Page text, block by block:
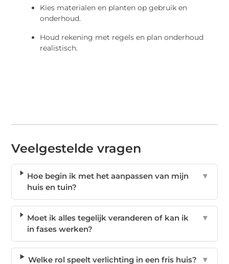
Kies materialen en planten op gebruik en
onderhoud.
Houd rekening met regels en plan onderhoud
realistisch.
Veelgestelde vragen
Hoe begin ik met het aanpassen van mijn
huis en tuin?
▼
Moet ik alles tegelijk veranderen of kan ik
in fases werken?
▼
Welke rol speelt verlichting in een fris huis? ▼